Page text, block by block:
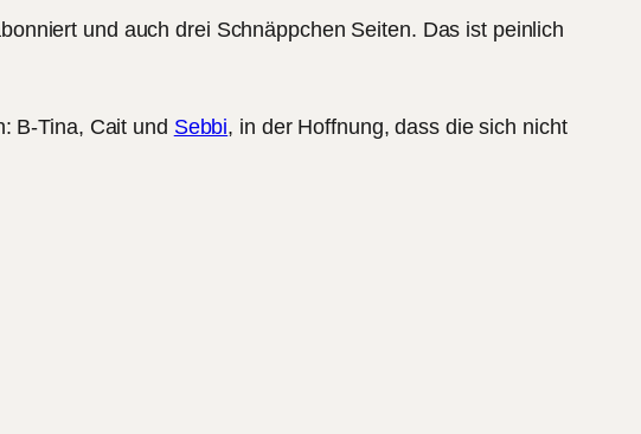
und auch drei Schnäppchen Seiten. Das ist peinlich
B-Tina, Cait und Sebbi, in der Hoffnung, dass die sich nicht